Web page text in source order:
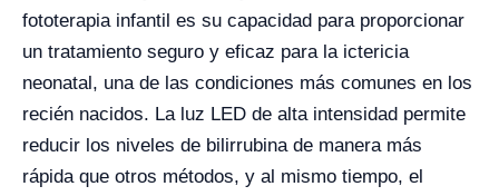
fototerapia infantil es su capacidad para proporcionar
un tratamiento seguro y eficaz para la ictericia
neonatal, una de las condiciones más comunes en los
recién nacidos. La luz LED de alta intensidad permite
reducir los niveles de bilirrubina de manera más
rápida que otros métodos, y al mismo tiempo, el